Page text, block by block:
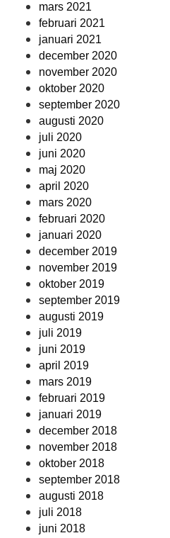
mars 2021
februari 2021
januari 2021
december 2020
november 2020
oktober 2020
september 2020
augusti 2020
juli 2020
juni 2020
maj 2020
april 2020
mars 2020
februari 2020
januari 2020
december 2019
november 2019
oktober 2019
september 2019
augusti 2019
juli 2019
juni 2019
april 2019
mars 2019
februari 2019
januari 2019
december 2018
november 2018
oktober 2018
september 2018
augusti 2018
juli 2018
juni 2018